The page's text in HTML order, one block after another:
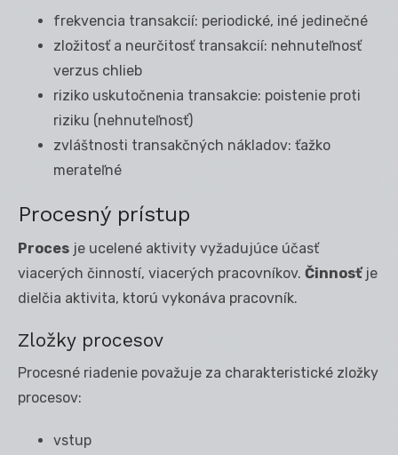
frekvencia transakcií: periodické, iné jedinečné
zložitosť a neurčitosť transakcií: nehnuteľnosť
verzus chlieb
riziko uskutočnenia transakcie: poistenie proti
riziku (nehnuteľnosť)
zvláštnosti transakčných nákladov: ťažko
merateľné
Procesný prístup
Proces je ucelené aktivity vyžadujúce účasť
viacerých činností, viacerých pracovníkov. Činnosťje
dielčia aktivita, ktorú vykonáva pracovník.
Zložky procesov
Procesné riadenie považuje za charakteristické zložky
procesov:
vstup